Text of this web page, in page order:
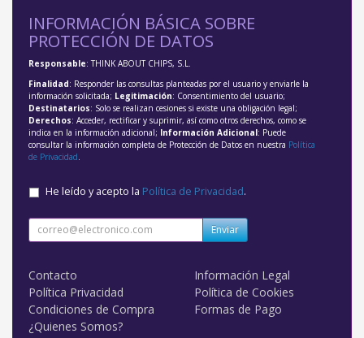
INFORMACIÓN BÁSICA SOBRE
PROTECCIÓN DE DATOS
Responsable: THINK ABOUT CHIPS, S.L.
Finalidad: Responder las consultas planteadas por el usuario y enviarle la
información solicitada; Legitimación: Consentimiento del usuario;
Destinatarios: Solo se realizan cesiones si existe una obligación legal;
Derechos: Acceder, rectificar y suprimir, así como otros derechos, como se
indica en la información adicional; Información Adicional: Puede
consultar la información completa de Protección de Datos en nuestra Política
de Privacidad
He leído y acepto la Política de Privacidad.
Enviar
Contacto
Información Legal
Política Privacidad
Política de Cookies
Condiciones de Compra
Formas de Pago
¿Quienes Somos?